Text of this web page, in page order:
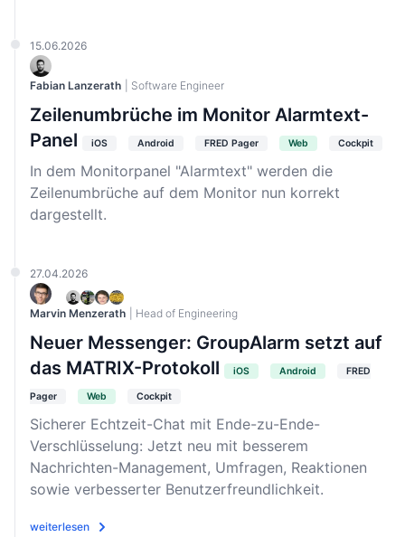
15.06.2026
Fabian Lanzerath | Software Engineer
Zeilenumbrüche im Monitor Alarmtext-
Panel
iOS Android FRED Pager Web Cockpit
In dem Monitorpanel "Alarmtext" werden die
Zeilenumbrüche auf dem Monitor nun korrekt
dargestellt.
27.04.2026
Marvin Menzerath | Head of Engineering
Neuer Messenger: GroupAlarm setzt auf
das MATRIX-Protokoll
iOS Android FRED
Pager Web Cockpit
Sicherer Echtzeit-Chat mit Ende-zu-Ende-
Verschlüsselung: Jetzt neu mit besserem
Nachrichten-Management, Umfragen, Reaktionen
sowie verbesserter Benutzerfreundlichkeit.
weiterlesen